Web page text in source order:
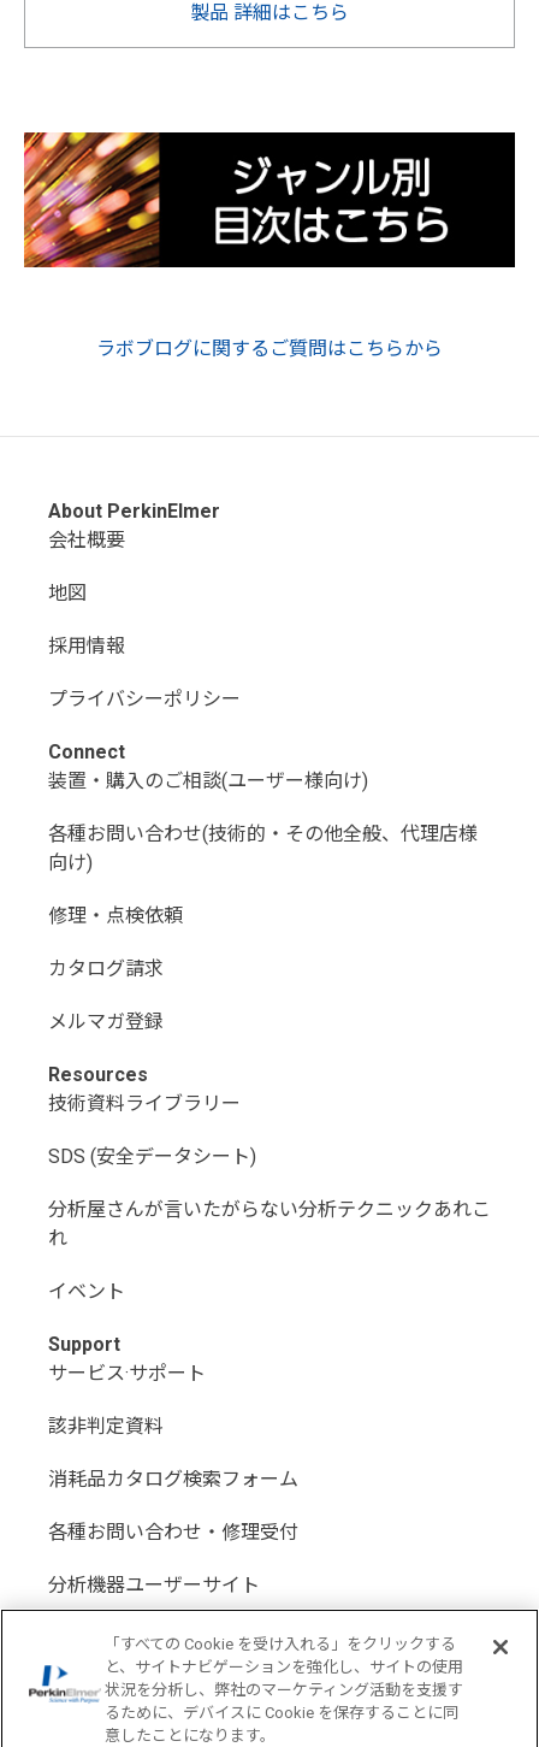
製品 詳細はこちら
ラボブログに関するご質問はこちらから
About PerkinElmer
会社概要
地図
採用情報
プライバシーポリシー
Connect
装置・購入のご相談(ユーザー様向け)
各種お問い合わせ(技術的・その他全般、代理店様
向け)
修理・点検依頼
カタログ請求
メルマガ登録
Resources
技術資料ライブラリー
SDS (安全データシート)
分析屋さんが言いたがらない分析テクニックあれこ
れ
イベント
Support
サービス·サポート
該非判定資料
消耗品カタログ検索フォーム
各種お問い合わせ・修理受付
分析機器ユーザーサイト
分析機器代理店サイト
Location: Japan(Change USA
「すべての Cookie を受け入れる」をクリックする
と、サイトナビゲーションを強化し、サイトの使用
状況を分析し、弊社のマーケティング活動を支援す
るために、デバイスに Cookie を保存することに同
意したことになります。